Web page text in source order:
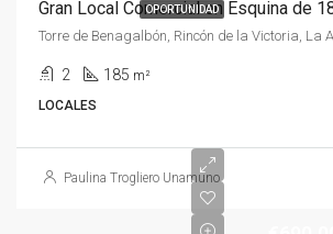
OPORTUNIDAD
2 185 m²
LOCALES
Paulina Trogliero Unamuno